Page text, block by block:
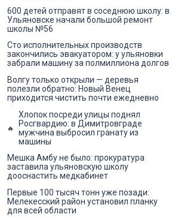
600 детей отправят в соседнюю школу: в
Ульяновске начали большой ремонт
школы №56
Сто исполнительных производств
закончились эвакуатором: у ульяновки
забрали машину за полмиллиона долгов
Волгу только открыли — деревья
полезли обратно: Новый Венец
приходится чистить почти ежедневно
Хлопок посреди улицы поднял
Росгвардию: в Димитровграде
мужчина выбросил гранату из
машины
Мешка Амбу не было: прокуратура
заставила ульяновскую школу
дооснастить медкабинет
Первые 100 тысяч тонн уже позади:
Мелекесский район установил планку
для всей области